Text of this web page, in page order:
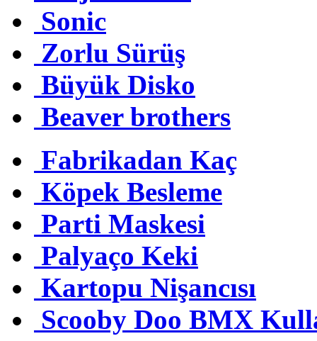
Sonic
Zorlu Sürüş
Büyük Disko
Beaver brothers
Fabrikadan Kaç
Köpek Besleme
Parti Maskesi
Palyaço Keki
Kartopu Nişancısı
Scooby Doo BMX